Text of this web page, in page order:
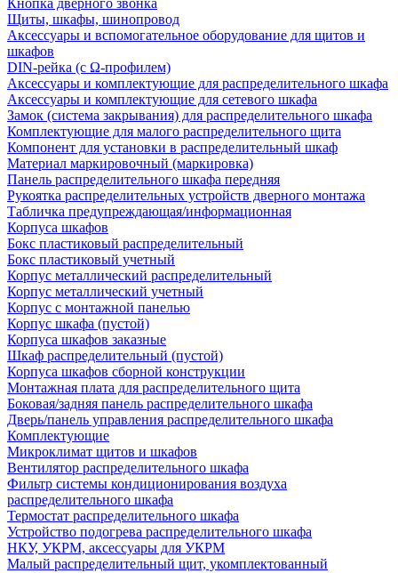
Кнопка дверного звонка
Щиты, шкафы, шинопровод
Аксессуары и вспомогательное оборудование для щитов и
шкафов
DIN-рейка (с Ω-профилем)
Аксессуары и комплектующие для распределительного шкафа
Аксессуары и комплектующие для сетевого шкафа
Замок (система закрывания) для распределительного шкафа
Комплектующие для малого распределительного щита
Компонент для установки в распределительный шкаф
Материал маркировочный (маркировка)
Панель распределительного шкафа передняя
Рукоятка распределительных устройств дверного монтажа
Табличка предупреждающая/информационная
Корпуса шкафов
Бокс пластиковый распределительный
Бокс пластиковый учетный
Корпус металлический распределительный
Корпус металлический учетный
Корпус с монтажной панелью
Корпус шкафа (пустой)
Корпуса шкафов заказные
Шкаф распределительный (пустой)
Корпуса шкафов сборной конструкции
Монтажная плата для распределительного щита
Боковая/задняя панель распределительного шкафа
Дверь/панель управления распределительного шкафа
Комплектующие
Микроклимат щитов и шкафов
Вентилятор распределительного шкафа
Фильтр системы кондиционирования воздуха
распределительного шкафа
Термостат распределительного шкафа
Устройство подогрева распределительного шкафа
НКУ, УКРМ, аксессуары для УКРМ
Малый распределительный щит, укомплектованный